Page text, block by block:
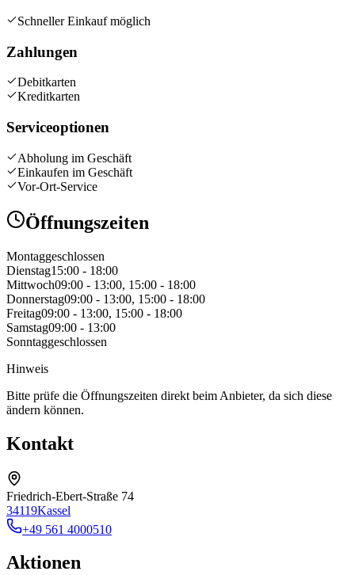
Schneller Einkauf möglich
Zahlungen
Debitkarten
Kreditkarten
Serviceoptionen
Abholung im Geschäft
Einkaufen im Geschäft
Vor-Ort-Service
Öffnungszeiten
Montaggeschlossen
Dienstag15:00 - 18:00
Mittwoch09:00 - 13:00, 15:00 - 18:00
Donnerstag09:00 - 13:00, 15:00 - 18:00
Freitag09:00 - 13:00, 15:00 - 18:00
Samstag09:00 - 13:00
Sonntaggeschlossen
Hinweis
Bitte prüfe die Öffnungszeiten direkt beim Anbieter, da sich diese
ändern können.
Kontakt
Friedrich-Ebert-Straße 74
34119Kassel
+49 561 4000510
Aktionen